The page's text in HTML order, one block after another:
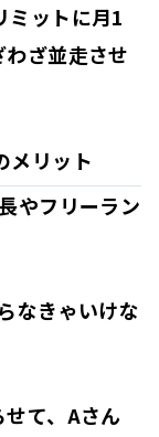
ットに月1
ざ並走させ
メリット
やフリーラン
なきゃいけな
て、Aさん